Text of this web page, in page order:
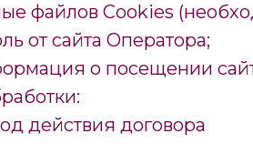
файлов Cookies
от сайта Оператора;
о посещении
действия договора